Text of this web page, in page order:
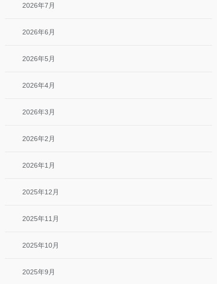
2026年7月
2026年6月
2026年5月
2026年4月
2026年3月
2026年2月
2026年1月
2025年12月
2025年11月
2025年10月
2025年9月